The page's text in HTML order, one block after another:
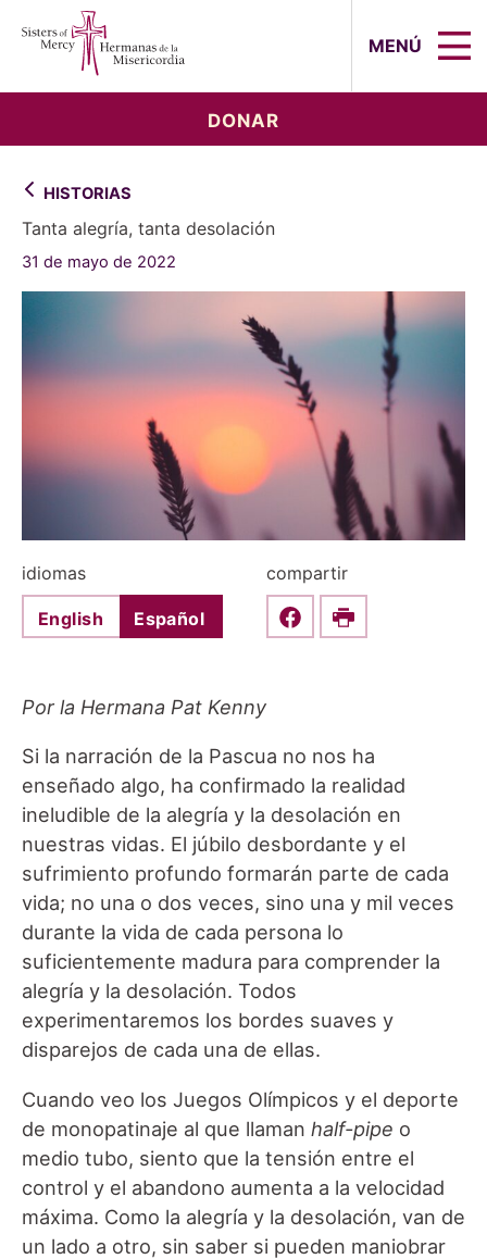
MENÚ
DONAR
HISTORIAS
Tanta alegría, tanta desolación
31 de mayo de 2022
idiomas
English Español
compartir
Share this on Facebook
Print
Por la Hermana Pat Kenny
Si la narración de la Pascua no nos ha
enseñado algo, ha confirmado la realidad
ineludible de la alegría y la desolación en
nuestras vidas. El júbilo desbordante y el
sufrimiento profundo formarán parte de cada
vida; no una o dos veces, sino una y mil veces
durante la vida de cada persona lo
suficientemente madura para comprender la
alegría y la desolación. Todos
experimentaremos los bordes suaves y
disparejos de cada una de ellas.
Cuando veo los Juegos Olímpicos y el deporte
de monopatinaje al que llaman half-pipe o
medio tubo, siento que la tensión entre el
control y el abandono aumenta a la velocidad
máxima. Como la alegría y la desolación, van de
un lado a otro, sin saber si pueden maniobrar